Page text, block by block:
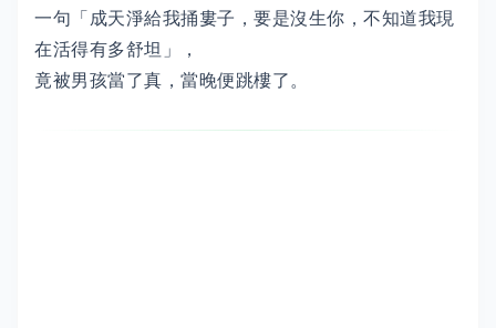
一句「成天淨給我捅婁子，要是沒生你，不知道我現
在活得有多舒坦」，
竟被男孩當了真，當晚便跳樓了。